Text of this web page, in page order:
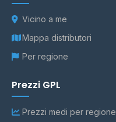
Vicino a me
Mappa distributori
Per regione
Prezzi GPL
Prezzi medi per regione